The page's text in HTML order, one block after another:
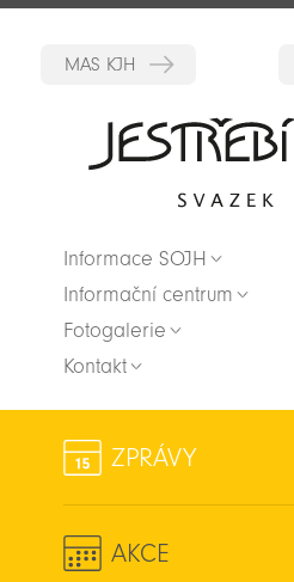
Informace SOJH
Informační centrum
Fotogalerie
Kontakt
ZPRÁVY
AKCE